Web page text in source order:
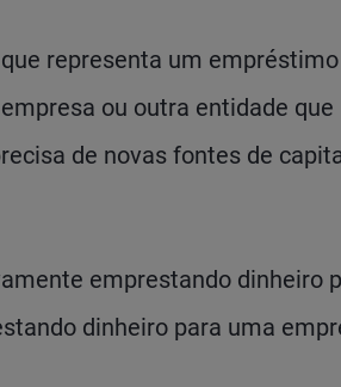
representa um
ou outra entidade que
de novas fontes de
emprestando dinheiro
dinheiro para uma